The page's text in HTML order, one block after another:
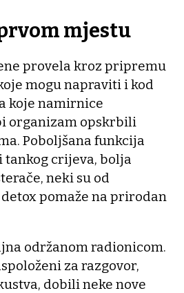
mjestu
provela kroz pripremu
mogu napraviti i kod
koje namirnice
organizam opskrbili
Poboljšana funkcija
tankog crijeva, bolja
neki su od
pomaže na prirodan
održanom radionicom.
za razgovor,
dobili neke nove